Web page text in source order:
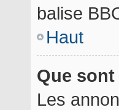
balise
Haut
Que
Les